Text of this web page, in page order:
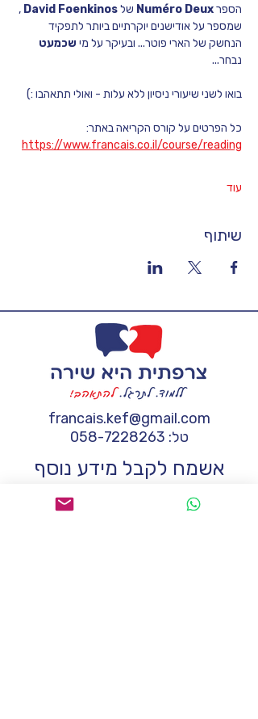
הספר Numéro Deux של David Foenkinos
,
שמספר על אודישנים יוקרתיים ביותר לתפקיד
הנחשק של הארי פוטר... ובעיקר על מי שכמעט
נבחר...
בואו לשני שיעורי ניסיון ללא עלות - ואולי תתאהבו :)
כל הפרטים על קורס הקריאה באתר:
https://www.francais.co.il/course/reading
עוד
שיתוף
francais.kef@gmail.com
טל: 058-7228263
אשמח לקבל מידע נוסף
*